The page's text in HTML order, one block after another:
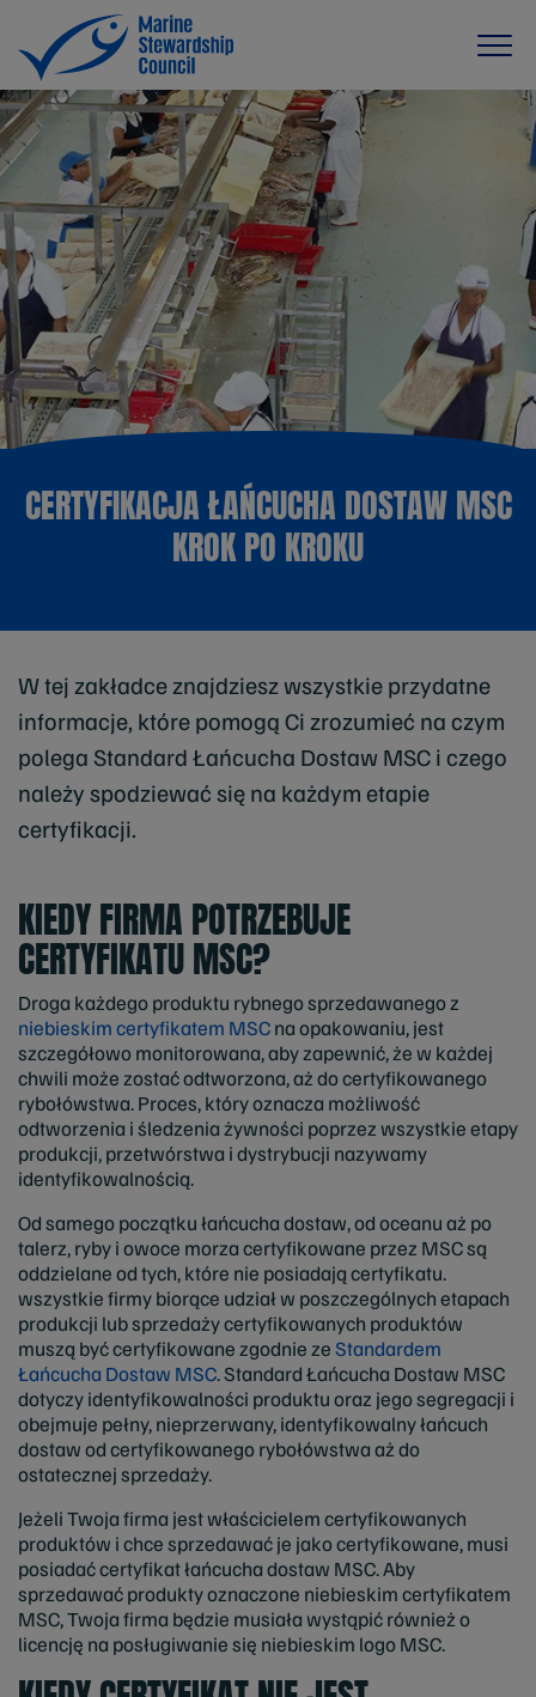
CERTYFIKACJA ŁAŃCUCHA DOSTAW MSC
KROK PO KROKU
W tej zakładce znajdziesz wszystkie przydatne
informacje, które pomogą Ci zrozumieć na czym
polega Standard Łańcucha Dostaw MSC i czego
należy spodziewać się na każdym etapie
certyfikacji.
KIEDY FIRMA POTRZEBUJE
CERTYFIKATU MSC?
Droga każdego produktu rybnego sprzedawanego z
niebieskim certyfikatem MSCna opakowaniu, jest
szczegółowo monitorowana, aby zapewnić, że w każdej
chwili może zostać odtworzona, aż do certyfikowanego
rybołówstwa. Proces, który oznacza możliwość
odtworzenia i śledzenia żywności poprzez wszystkie etapy
produkcji, przetwórstwa i dystrybucji nazywamy
identyfikowalnością.
Od samego początku łańcucha dostaw, od oceanu aż po
talerz, ryby i owoce morza certyfikowane przez MSC są
oddzielane od tych, które nie posiadają certyfikatu.
wszystkie firmy biorące udział w poszczególnych etapach
produkcji lub sprzedaży certyfikowanych produktów
muszą być certyfikowane zgodnie zeStandardem
Łańcucha Dostaw MSC. Standard Łańcucha Dostaw MSC
dotyczy identyfikowalności produktu oraz jego segregacji i
obejmuje pełny, nieprzerwany, identyfikowalny łańcuch
dostaw od certyfikowanego rybołówstwa aż do
ostatecznej sprzedaży.
Jeżeli Twoja firma jest właścicielem certyfikowanych
produktów i chce sprzedawać je jako certyfikowane, musi
posiadać certyfikat łańcucha dostaw MSC. Aby
sprzedawać produkty oznaczone niebieskim certyfikatem
MSC, Twoja firma będzie musiała wystąpić również o
licencję na posługiwanie się niebieskim logo MSC.